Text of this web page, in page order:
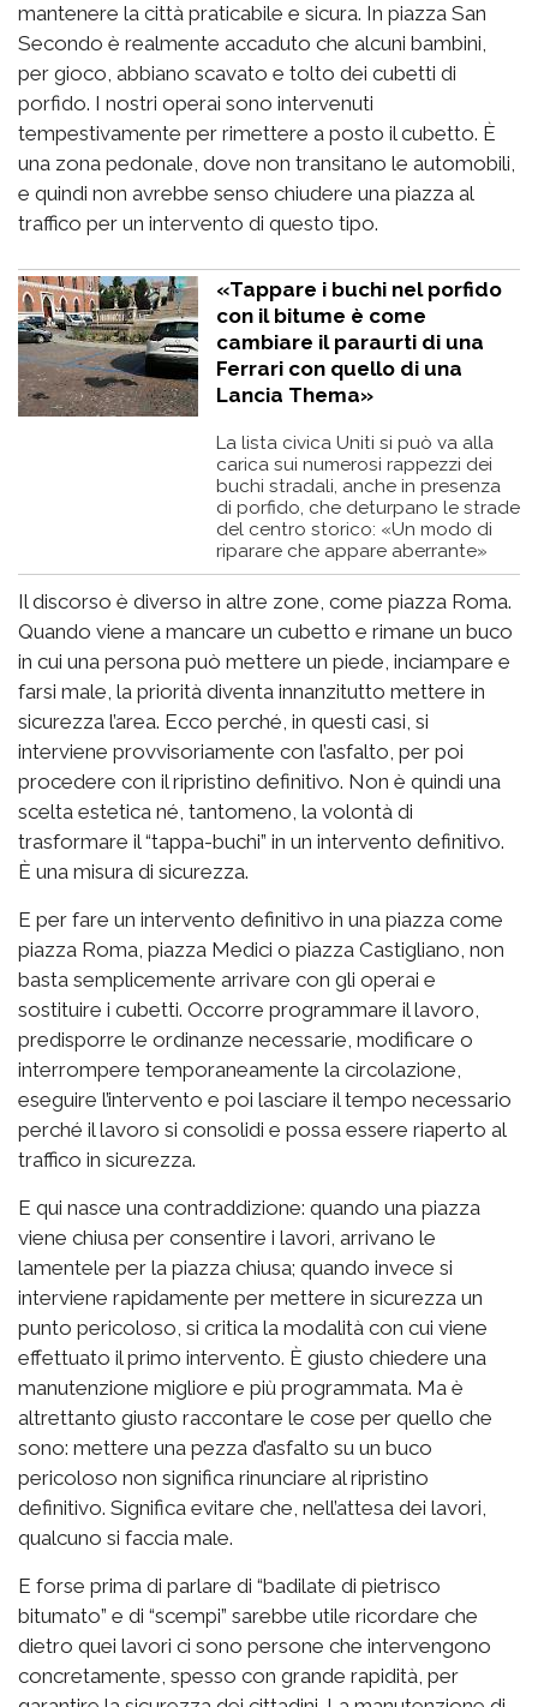
mantenere la città praticabile e sicura. In piazza San
Secondo è realmente accaduto che alcuni bambini,
per gioco, abbiano scavato e tolto dei cubetti di
porfido. I nostri operai sono intervenuti
tempestivamente per rimettere a posto il cubetto. È
una zona pedonale, dove non transitano le automobili,
e quindi non avrebbe senso chiudere una piazza al
traffico per un intervento di questo tipo.
«Tappare i buchi nel porfido
con il bitume è come
cambiare il paraurti di una
Ferrari con quello di una
Lancia Thema»
La lista civica Uniti si può va alla
carica sui numerosi rappezzi dei
buchi stradali, anche in presenza
di porfido, che deturpano le strade
del centro storico: «Un modo di
riparare che appare aberrante»
Il discorso è diverso in altre zone, come piazza Roma.
Quando viene a mancare un cubetto e rimane un buco
in cui una persona può mettere un piede, inciampare e
farsi male, la priorità diventa innanzitutto mettere in
sicurezza l’area. Ecco perché, in questi casi, si
interviene provvisoriamente con l’asfalto, per poi
procedere con il ripristino definitivo. Non è quindi una
scelta estetica né, tantomeno, la volontà di
trasformare il “tappa-buchi” in un intervento definitivo.
È una misura di sicurezza.
E per fare un intervento definitivo in una piazza come
piazza Roma, piazza Medici o piazza Castigliano, non
basta semplicemente arrivare con gli operai e
sostituire i cubetti. Occorre programmare il lavoro,
predisporre le ordinanze necessarie, modificare o
interrompere temporaneamente la circolazione,
eseguire l’intervento e poi lasciare il tempo necessario
perché il lavoro si consolidi e possa essere riaperto al
traffico in sicurezza.
E qui nasce una contraddizione: quando una piazza
viene chiusa per consentire i lavori, arrivano le
lamentele per la piazza chiusa; quando invece si
interviene rapidamente per mettere in sicurezza un
punto pericoloso, si critica la modalità con cui viene
effettuato il primo intervento. È giusto chiedere una
manutenzione migliore e più programmata. Ma è
altrettanto giusto raccontare le cose per quello che
sono: mettere una pezza d’asfalto su un buco
pericoloso non significa rinunciare al ripristino
definitivo. Significa evitare che, nell’attesa dei lavori,
qualcuno si faccia male.
E forse prima di parlare di “badilate di pietrisco
bitumato” e di “scempi” sarebbe utile ricordare che
dietro quei lavori ci sono persone che intervengono
concretamente, spesso con grande rapidità, per